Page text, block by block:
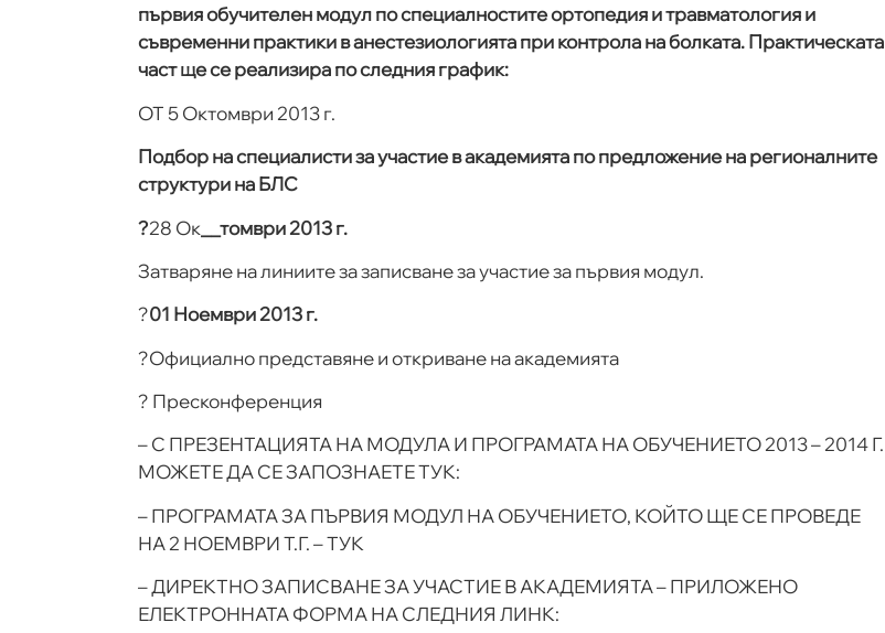
първия обучителен модул по специалностите ортопедия и травматология и
съвременни практики в анестезиологията при контрола на болката. Практическата
част ще се реализира по следния график:
ОТ 5 Октомври 2013 г.
Подбор на специалисти за участие в академията по предложение на регионалните
структури на БЛС
?28 Ок __томври 2013 г.
Затваряне на линиите за записване за участие за първия модул.
?01 Ноември 2013 г.
?Официално представяне и откриване на академията
? Пресконференция
– С ПРЕЗЕНТАЦИЯТА НА МОДУЛА И ПРОГРАМАТА НА ОБУЧЕНИЕТО 2013 – 2014 Г.
МОЖЕТЕ ДА СЕ ЗАПОЗНАЕТЕ ТУК:
– ПРОГРАМАТА ЗА ПЪРВИЯ МОДУЛ НА ОБУЧЕНИЕТО, КОЙТО ЩЕ СЕ ПРОВЕДЕ
НА 2 НОЕМВРИ Т.Г. – ТУК
– ДИРЕКТНО ЗАПИСВАНЕ ЗА УЧАСТИЕ В АКАДЕМИЯТА – ПРИЛОЖЕНО
ЕЛЕКТРОННАТА ФОРМА НА СЛЕДНИЯ ЛИНК: